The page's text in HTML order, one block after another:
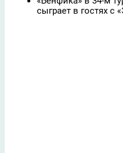
сыграет в гостях с